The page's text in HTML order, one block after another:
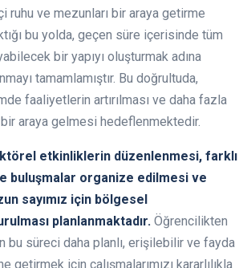
ruhu ve mezunları bir araya getirme
bu yolda, geçen süre içerisinde tüm
bir yapıyı oluşturmak adına
tamamlamıştır. Bu doğrultuda,
faaliyetlerin artırılması ve daha fazla
araya gelmesi hedeflenmektedir.
etkinliklerin düzenlenmesi, farklı
buluşmalar organize edilmesi ve
sayımız için bölgesel
planlanmaktadır. Öğrencilikten
bu süreci daha planlı, erişilebilir ve fayda
getirmek için çalışmalarımızı kararlılıkla